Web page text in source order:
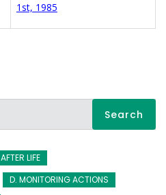
1st, 1985
AFTER LIFE
D. MONITORING ACTIONS